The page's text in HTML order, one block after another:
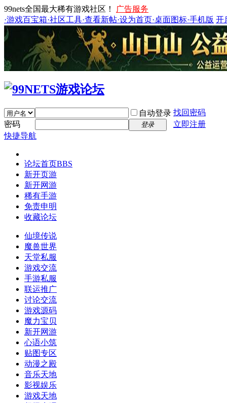
99nets全国最大稀有游戏社区！
广告服务
·游戏百宝箱·社区工具·查看新帖·设为首页·桌面图标·手机版 开
自动登录 找回密码
密码
登录
立即注册
快捷导航
论坛首页BBS
新开页游
新开网游
稀有手游
免责申明
收藏论坛
仙境传说
魔兽世界
天堂私服
游戏交流
手游私服
联运推广
讨论交流
游戏源码
魔力宝贝
新开网游
心语小筑
贴图专区
动漫之殿
音乐天地
影视娱乐
游戏天地